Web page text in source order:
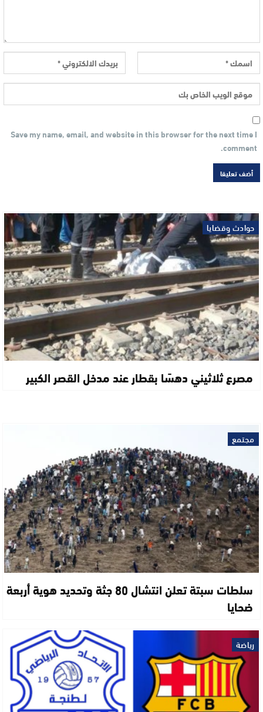
Save my name, email, and website in this browser for the next time I
comment.
حوادث وقضايا
مصرع ثلاثيني دهسًا بقطار عند مدخل القصر الكبير
مجتمع
سلطات سبتة تعلن انتشال 80 جثة وتحديد هوية أربعة
ضحايا
رياضة